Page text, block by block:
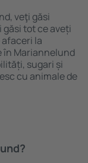
veţi găsi
găsi tot ce aveți
la
în Mariannelund
sugari și
cu animale de